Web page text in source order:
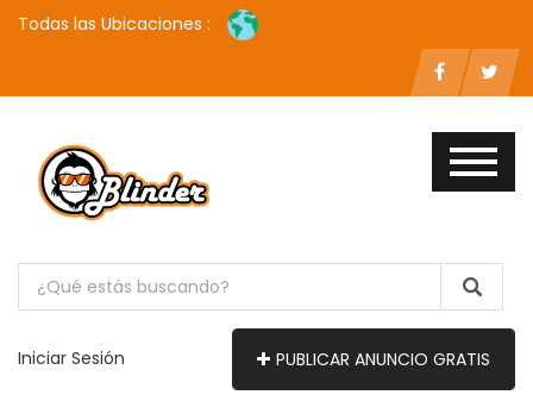
Todas las Ubicaciones :
Iniciar Sesión PUBLICAR ANUNCIO GRATIS